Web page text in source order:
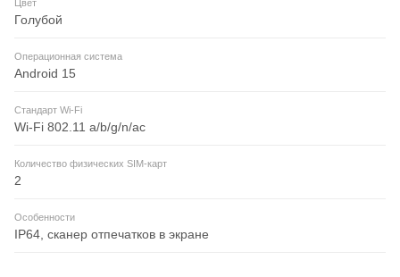
Цвет
Голубой
Операционная система
Android 15
Стандарт Wi-Fi
Wi-Fi 802.11 a/b/g/n/ac
Количество физических SIM-карт
2
Особенности
IP64, сканер отпечатков в экране